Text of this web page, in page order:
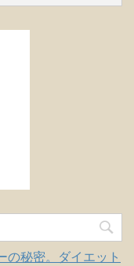
の秘密。ダイエット